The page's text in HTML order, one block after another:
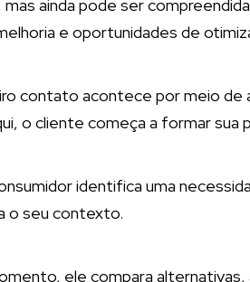
ainda pode ser
e oportunidades de
contato acontece por meio de
o cliente começa a formar sua
identifica uma
o seu contexto.
ele compara alternativas,